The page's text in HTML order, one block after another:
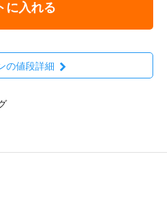
に入れる
の値段詳細